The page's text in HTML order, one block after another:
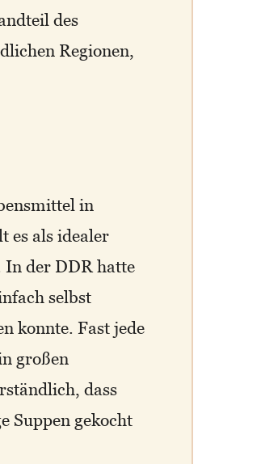
des
Regionen,
in
es als idealer
In der DDR hatte
selbst
konnte. Fast jede
großen
dass
Suppen gekocht